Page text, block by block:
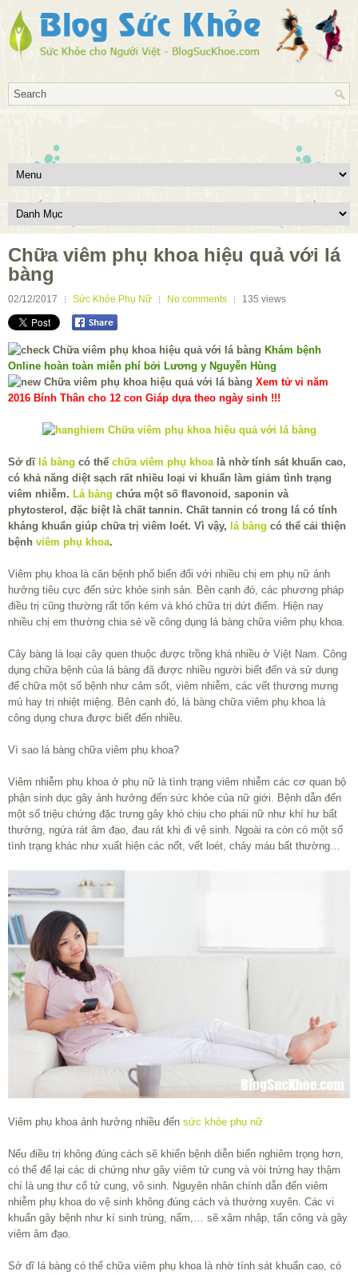
Chữa viêm phụ khoa hiệu quả với lá
bàng
02/12/2017 Sức Khỏe Phụ Nữ No comments 135 views
Khám bệnh
Online hoàn toàn miễn phí bởi Lương y Nguyễn Hùng
Xem tử vi năm
2016 Bính Thân cho 12 con Giáp dựa theo ngày sinh !!!
Sở dĩ lá bàng có thể chữa viêm phụ khoalà nhờ tính sát khuẩn cao,
có khả năng diệt sạch rất nhiều loại vi khuẩn làm giảm tình trạng
viêm nhiễm. Lá bàng chứa một số flavonoid, saponin và
phytosterol, đặc biệt là chất tannin. Chất tannin có trong lá có tính
kháng khuẩn giúp chữa trị viêm loét. Vì vậy, lá bàng có thể cải thiện
bệnh viêm phụ khoa.
Viêm phụ khoa là căn bệnh phổ biến đối với nhiều chị em phụ nữ ảnh
hưởng tiêu cực đến sức khỏe sinh sản. Bên cạnh đó, các phương pháp
điều trị cũng thường rất tốn kém và khó chữa trị dứt điểm. Hiện nay
nhiều chị em thường chia sẻ về công dụng lá bàng chữa viêm phụ khoa.
Cây bàng là loại cây quen thuộc được trồng khá nhiều ở Việt Nam. Công
dụng chữa bệnh của lá bàng đã được nhiều người biết đến và sử dụng
để chữa một số bệnh như cảm sốt, viêm nhiễm, các vết thương mưng
mủ hay trị nhiệt miệng. Bên cạnh đó, lá bàng chữa viêm phụ khoa là
công dụng chưa được biết đến nhiều.
Vì sao lá bàng chữa viêm phụ khoa?
Viêm nhiễm phụ khoa ở phụ nữ là tình trạng viêm nhiễm các cơ quan bộ
phận sinh dục gây ảnh hưởng đến sức khỏe của nữ giới. Bệnh dẫn đến
một số triệu chứng đặc trưng gây khó chịu cho phái nữ như khí hư bất
thường, ngứa rát âm đạo, đau rát khi đi vệ sinh. Ngoài ra còn có một số
tình trạng khác như xuất hiện các nốt, vết loét, chảy máu bất thường…
Viêm phụ khoa ảnh hưởng nhiều đến sức khỏe phụ nữ
Nếu điều trị không đúng cách sẽ khiến bệnh diễn biến nghiêm trọng hơn,
có thể để lại các di chứng như gây viêm tử cung và vòi trứng hay thậm
chí là ung thư cổ tử cung, vô sinh. Nguyên nhân chính dẫn đến viêm
nhiễm phụ khoa do vệ sinh không đúng cách và thường xuyên. Các vi
khuẩn gây bệnh như kí sinh trùng, nấm,… sẽ xâm nhập, tấn công và gây
viêm âm đạo.
Sở dĩ lá bàng có thể chữa viêm phụ khoa là nhờ tính sát khuẩn cao, có